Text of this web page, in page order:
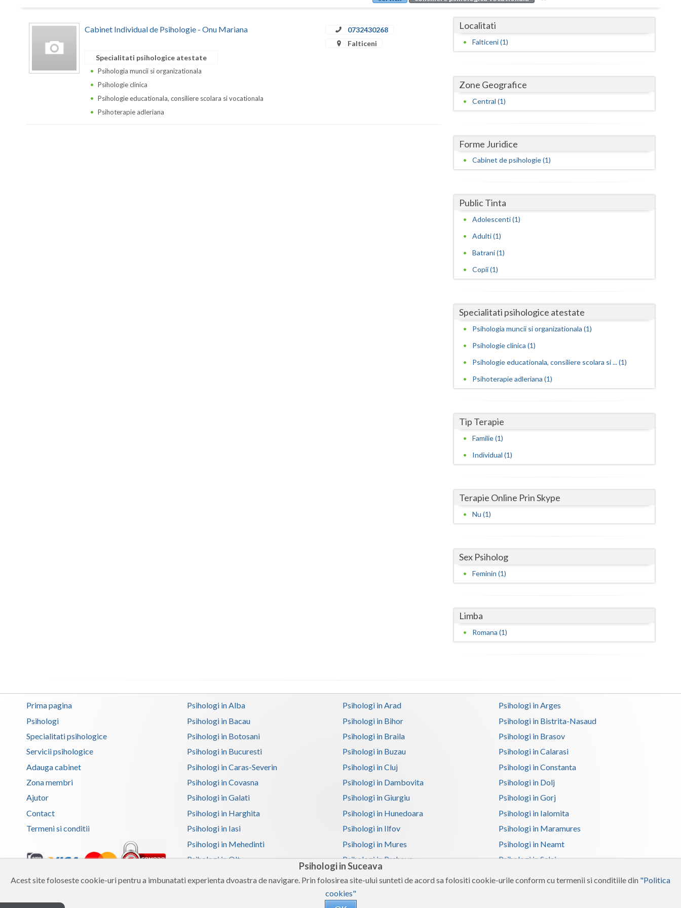
Psihologi in Suceava
Acest site foloseste cookie-uri pentru a imbunatati experienta dvoastra de navigare. Prin folosirea site-ului sunteti de acord sa folositi cookie-urile conform cu termenii si conditiile din "Politica
cookies"
Buzau
Galati
Ilfov
Maramures
Mehedinti
Neamt
Olt
Prahova
Sibiu
Cabinet Individual de Psihologie - Onu Mariana
0732430268
Falticeni
Specialitati psihologice atestate
Psihologia muncii si organizationala
Psihologie clinica
Psihologie educationala, consiliere scolara si vocationala
Psihoterapie adleriana
Localitati
Falticeni (1)
Zone Geografice
Central (1)
Forme Juridice
Cabinet de psihologie (1)
Public Tinta
Adolescenti (1)
Adulti (1)
Batrani (1)
Copii (1)
Specialitati psihologice atestate
Psihologia muncii si organizationala (1)
Psihologie clinica (1)
Psihologie educationala, consiliere scolara si ... (1)
Psihoterapie adleriana (1)
Tip Terapie
Familie (1)
Individual (1)
Terapie Online Prin Skype
Nu (1)
Sex Psiholog
Feminin (1)
Limba
Romana (1)
Prima pagina
Psihologi
Specialitati psihologice
Servicii psihologice
Adauga cabinet
Zona membri
Ajutor
Contact
Termeni si conditii
Copyright 2026 Reframing SRL
Built from scratch with
Psihologi in Alba Psihologi in Arad
Psihologi in Arges
Psihologi in Bacau
Psihologi in Bihor
Psihologi in Bistrita-Nasaud
Psihologi in Botosani
Psihologi in Braila
Psihologi in Brasov
Psihologi in Bucuresti
Psihologi in Buzau
Psihologi in Calarasi
Psihologi in Caras-Severin
Psihologi in Cluj
Psihologi in Constanta
Psihologi in Covasna
Psihologi in Dambovita
Psihologi in Dolj
Psihologi in Galati
Psihologi in Giurgiu
Psihologi in Gorj
Psihologi in Harghita
Psihologi in Hunedoara
Psihologi in Ialomita
Psihologi in Iasi
Psihologi in Ilfov
Psihologi in Maramures
Psihologi in Mehedinti
Psihologi in Mures
Psihologi in Neamt
Psihologi in Olt
Psihologi in Prahova
Psihologi in Salaj
Psihologi in Timis
Psihologi in Vaslui